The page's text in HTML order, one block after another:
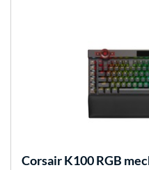
CorsairK100 RGB